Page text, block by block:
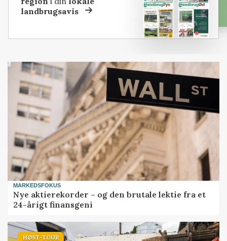
landbrugsavis
MARKEDSFOKUS
Nye aktierekorder – og den brutale lektie fra et
24-årigt finansgeni
HØST-TOUR